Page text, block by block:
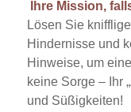
Ihre Mission,
Lösen Sie
Hindernisse und
Hinweise, um
keine Sorge – Ihr
und Süßigkeiten!